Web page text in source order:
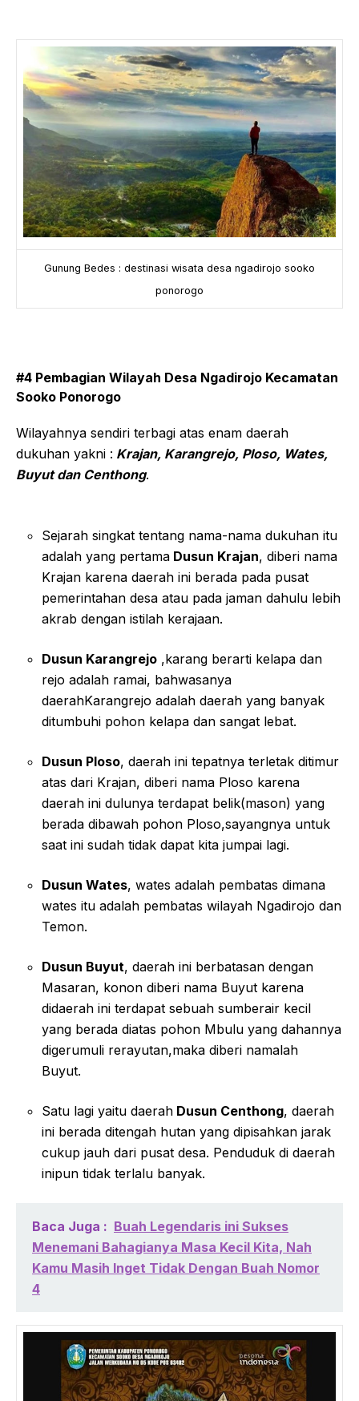
Gunung Bedes : destinasi wisata desa ngadirojo sooko
ponorogo
#4 Pembagian Wilayah Desa Ngadirojo Kecamatan
Sooko Ponorogo
Wilayahnya sendiri terbagi atas enam daerah
dukuhan yakni : Krajan, Karangrejo, Ploso, Wates,
Buyut dan Centhong.
Sejarah singkat tentang nama-nama dukuhan itu
adalah yang pertama Dusun Krajan, diberi nama
Krajan karena daerah ini berada pada pusat
pemerintahan desa atau pada jaman dahulu lebih
akrab dengan istilah kerajaan.
Dusun Karangrejo ,karang berarti kelapa dan
rejo adalah ramai, bahwasanya
daerahKarangrejo adalah daerah yang banyak
ditumbuhi pohon kelapa dan sangat lebat.
Dusun Ploso, daerah ini tepatnya terletak ditimur
atas dari Krajan, diberi nama Ploso karena
daerah ini dulunya terdapat belik(mason) yang
berada dibawah pohon Ploso,sayangnya untuk
saat ini sudah tidak dapat kita jumpai lagi.
Dusun Wates, wates adalah pembatas dimana
wates itu adalah pembatas wilayah Ngadirojo dan
Temon.
Dusun Buyut, daerah ini berbatasan dengan
Masaran, konon diberi nama Buyut karena
didaerah ini terdapat sebuah sumberair kecil
yang berada diatas pohon Mbulu yang dahannya
digerumuli rerayutan,maka diberi namalah
Buyut.
Satu lagi yaitu daerah Dusun Centhong, daerah
ini berada ditengah hutan yang dipisahkan jarak
cukup jauh dari pusat desa. Penduduk di daerah
inipun tidak terlalu banyak.
Baca Juga : Buah Legendaris ini Sukses
Menemani Bahagianya Masa Kecil Kita, Nah
Kamu Masih Inget Tidak Dengan Buah Nomor
4